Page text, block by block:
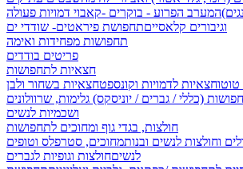
המערב הפרוע - בוקרים -קאבוי דמויות פעולה
וגיבורים קלאסייםתחפושת פיראטים- שודדי ים
תחפושות מפחידות ואימה
פריטים בודדים
חצאיות לתחפושות
חצאיות לדמויות וקונספטחצאיות בשחור ולבן
(כללי / גברים / יוניסקס) גלימות, שרוולונים
ושכמיות לנשים
חולצות, בגדי גוף ומחוכים לתחפושות
וחולצות לנשים ובנותמחוכים, סטרפלס וטופים
לנשיםחולצות וגופיות לגברים